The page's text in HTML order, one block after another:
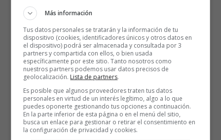
temperatura y, por lo tanto, provocar sudores nocturnos.
Si tienes sudores nocturnos crónicos que no desaparecen
o un historial de problemas de tiroides, te recomendamos
que hables con tu médico para una evaluación adicional.
Infecciones
Los sudores nocturnos podrían ser una señal de una
infección o afección más grave. Es un síntoma clásico
de tuberculosis y linfoma, que sería una razón
Más información
Tus datos personales se tratarán y la información de tu
dispositivo (cookies, identificadores únicos y otros datos en
el dispositivo) podrá ser almacenada y consultada por 3
partners y compartida con ellos, o bien usada
específicamente por este sitio. Tanto nosotros como
nuestros partners podemos usar datos precisos de
geolocalización. Lista de partners.
Es posible que algunos proveedores traten tus datos
personales en virtud de un interés legítimo, algo a lo que
puedes oponerte gestionando tus opciones a continuación.
En la parte inferior de esta página o en el menú del sitio,
busca un enlace para gestionar o retirar el consentimiento en
la configuración de privacidad y cookies.